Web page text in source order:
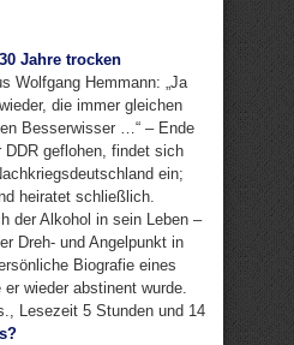
Jahre trocken
Wolfgang Hemmann: „Ja
die immer gleichen
Besserwisser …“ – Ende
DDR geflohen, findet sich
ein;
heiratet schließlich.
der Alkohol in sein Leben –
Dreh- und Angelpunkt in
Biografie eines
wieder abstinent wurde.
Lesezeit 5 Stunden und 14